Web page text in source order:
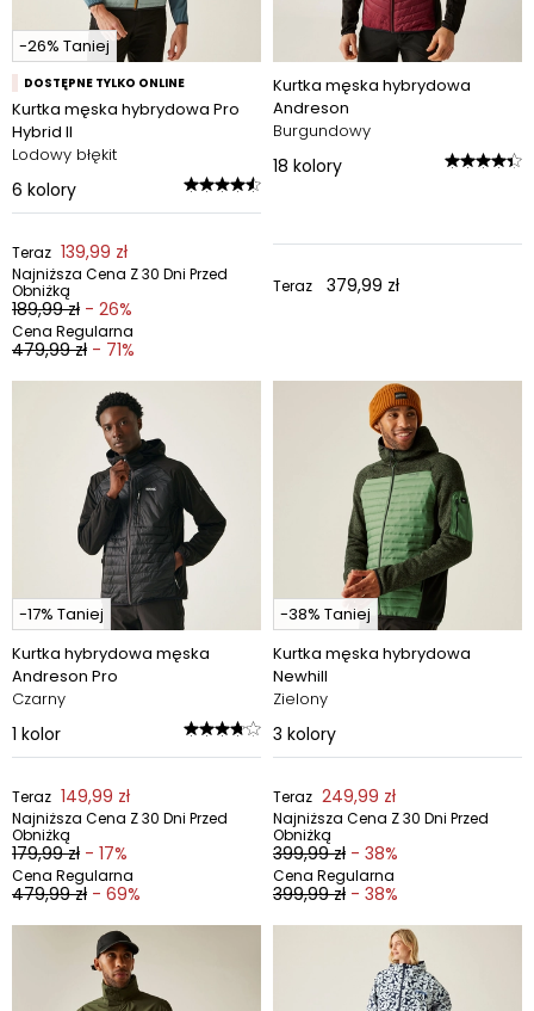
-26% Taniej
DOSTĘPNE TYLKO ONLINE
Kurtka męska hybrydowa Pro
Hybrid II
Lodowy błękit
6 kolory
Teraz 139,99 zł
Najniższa Cena Z 30 Dni Przed
Obniżką
189,99 zł - 26%
Cena Regularna
479,99 zł - 71%
Kurtka męska hybrydowa
Andreson
Burgundowy
18 kolory
Teraz 379,99 zł
-17% Taniej
Kurtka hybrydowa męska
Andreson Pro
Czarny
1 kolor
Teraz 149,99 zł
Najniższa Cena Z 30 Dni Przed
Obniżką
179,99 zł - 17%
Cena Regularna
479,99 zł - 69%
-38% Taniej
Kurtka męska hybrydowa
Newhill
Zielony
3 kolory
Teraz 249,99 zł
Najniższa Cena Z 30 Dni Przed
Obniżką
399,99 zł - 38%
Cena Regularna
399,99 zł - 38%